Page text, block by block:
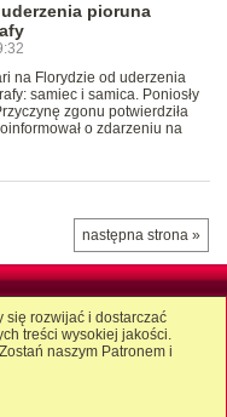
pioruna
na Florydzie od uderzenia
samiec i samica. Poniosły
zgonu potwierdziła
o zdarzeniu na
następna strona »
się rozwijać i dostarczać
treści wysokiej jakości.
naszym Patronem i